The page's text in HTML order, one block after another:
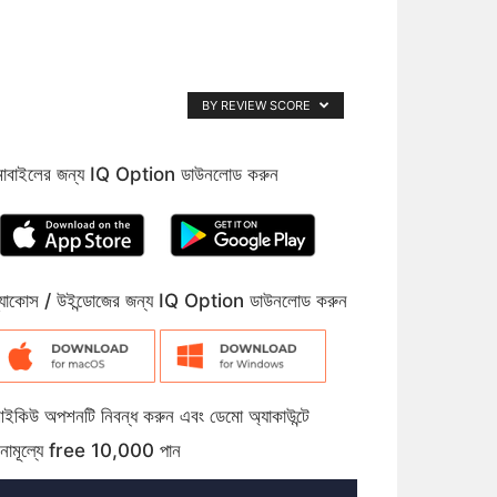
BY REVIEW SCORE
জন্য IQ Option ডাউনলোড করুন
/ উইন্ডোজের জন্য IQ Option ডাউনলোড করুন
অপশনটি নিবন্ধ করুন এবং ডেমো অ্যাকাউন্টে
free 10,000 পান